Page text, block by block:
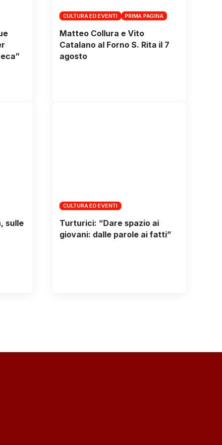
CULTURA ED EVENTI PRIMA PAGINA
Matteo Collura e Vito
Catalano al Forno S. Rita il 7
agosto
sulle
CULTURA ED EVENTI
Turturici: “Dare spazio ai
giovani: dalle parole ai fatti”